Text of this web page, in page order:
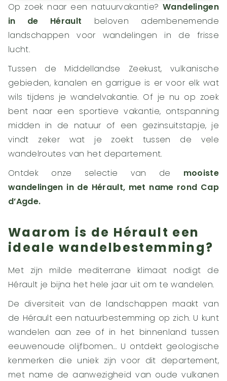
Op zoek naar een natuurvakantie?Wandelingen
in de Hérault beloven adembenemende
landschappen voor wandelingen in de frisse
lucht.
Tussen de Middellandse Zeekust, vulkanische
gebieden, kanalen en garrigue is er voor elk wat
wils tijdens je wandelvakantie. Of je nu op zoek
bent naar een sportieve vakantie, ontspanning
midden in de natuur of een gezinsuitstapje, je
vindt zeker wat je zoekt tussen de vele
wandelroutes van het departement.
Ontdek onze selectie van de mooiste
wandelingen in de Hérault, met name rond Cap
d’Agde.
Waarom is de Hérault een
ideale wandelbestemming?
Met zijn milde mediterrane klimaat nodigt de
Hérault je bijna het hele jaar uit om te wandelen.
De diversiteit van de landschappen maakt van
de Hérault een natuurbestemming op zich. U kunt
wandelen aan zee of in het binnenland tussen
eeuwenoude olijfbomen… U ontdekt geologische
kenmerken die uniek zijn voor dit departement,
met name de aanwezigheid van oude vulkanen